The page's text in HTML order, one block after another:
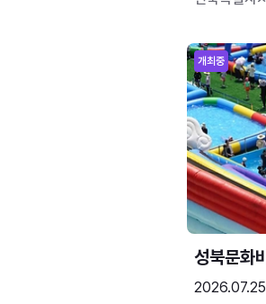
개최중
성북문화